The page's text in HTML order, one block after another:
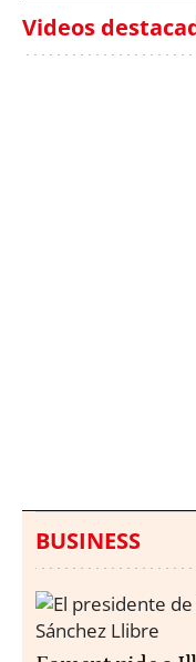
Videos
BUSINESS